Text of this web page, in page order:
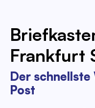
Frankfurt
Der schnellste
Post